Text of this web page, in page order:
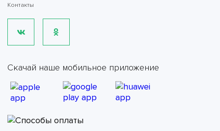
Контакты
Скачай наше мобильное приложение